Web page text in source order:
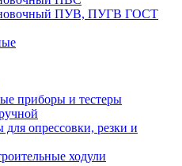
ПУВ, ПУГВ ГОСТ
приборы и тестеры
опрессовки, резки и
ходули